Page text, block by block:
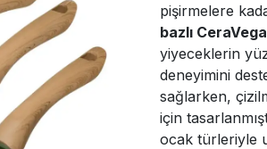
pişirmelere
bazlı
yiyeceklerin
deneyimini
sağlarken,
için
ocak türleriyle